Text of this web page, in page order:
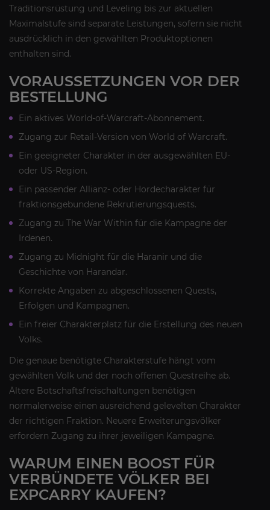
Traditionsrüstung und Leveling bis zur aktuellen
Maximalstufe sind separate Leistungen, sofern sie nicht
ausdrücklich in den gewählten Produktoptionen
enthalten sind.
VORAUSSETZUNGEN VOR DER
BESTELLUNG
Ein aktives World-of-Warcraft-Abonnement.
Zugang zur Retail-Version von World of Warcraft.
Ein geeigneter Charakter in der ausgewählten EU-
oder US-Region.
Ein passender Allianz- oder Hordecharakter für
fraktionsgebundene Rekrutierungsquests.
Zugang zu The War Within für die Kampagne der
Irdenen.
Zugang zu Midnight für die Haranir und die
Geschichte von Harandar.
Korrekte Angaben zu abgeschlossenen Quests,
Erfolgen und Kampagnen.
Ein freier Charakterplatz für die Erstellung des neuen
Volks.
Die genaue benötigte Charakterstufe hängt vom
gewählten Volk und der noch offenen Questreihe ab.
Ältere Botschaftsfreischaltungen benötigen
normalerweise einen ausreichend gelevelten Charakter
der richtigen Fraktion. Neuere Erweiterungsvölker
erfordern Zugang zu ihrer jeweiligen Kampagne.
WARUM EINEN BOOST FÜR
VERBÜNDETE VÖLKER BEI
EXPCARRY KAUFEN?